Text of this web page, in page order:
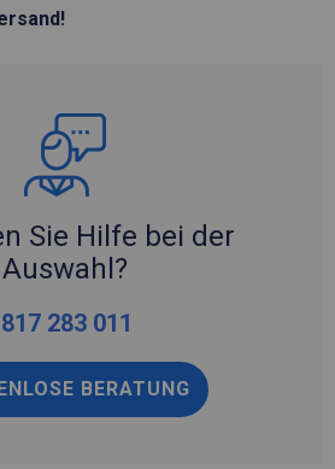
Sie Hilfe bei der
Auswahl?
283 011
BERATUNG